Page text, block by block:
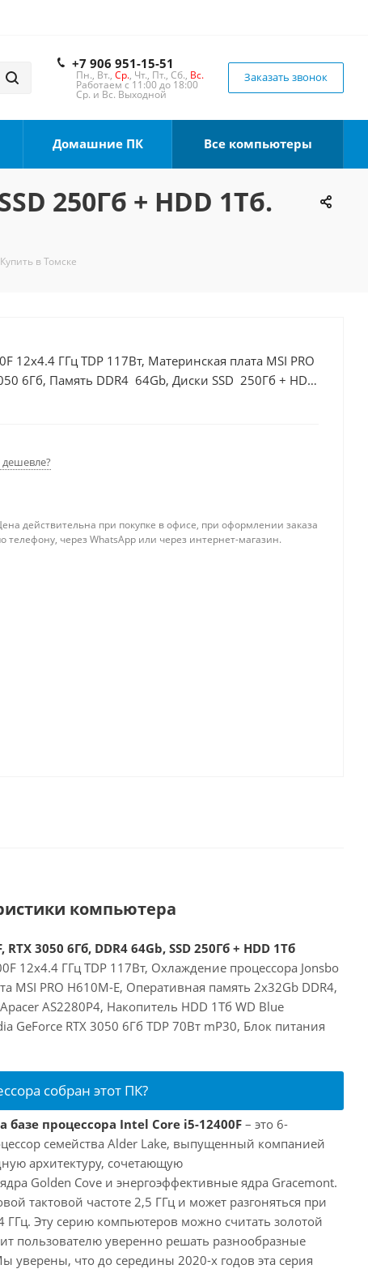
+7 906 951-15-51
Пн., Вт., Ср., Чт., Пт., Сб., Вс.
Работаем с 11:00 до 18:00
Ср. и Вс. Выходной
Заказать звонок
Домашние ПК Все компьютеры
250Гб + HDD 1Тб.
в Томске
12x4.4 ГГц TDP 117Вт, Материнская плата MSI PRO
6Гб, Память DDR4 64Gb, Диски SSD 250Гб + HDD
действительна при покупке в офисе, при оформлении заказа
телефону, через WhatsApp или через интернет-магазин.
компьютера
3050 6Гб, DDR4 64Gb, SSD 250Гб + HDD 1Тб
12x4.4 ГГц TDP 117Вт, Охлаждение процессора Jonsbo
MSI PRO H610M-E, Оперативная память 2x32Gb DDR4,
AS2280P4, Накопитель HDD 1Тб WD Blue
GeForce RTX 3050 6Гб TDP 70Вт mP30, Блок питания
собран этот ПК?
базе процессора Intel Core i5-12400F – это 6-
семейства Alder Lake, выпущенный компанией
архитектуру, сочетающую
Golden Cove и энергоэффективные ядра Gracemont.
тактовой частоте 2,5 ГГц и может разгоняться при
Эту серию компьютеров можно считать золотой
пользователю уверенно решать разнообразные
уверены, что до середины 2020-х годов эта серия